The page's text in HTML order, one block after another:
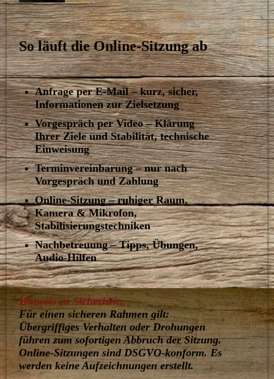
So läuft die Online-Sitzung ab
Anfrage per E-Mail – kurz, sicher,
Informationen zur Zielsetzung
Vorgespräch per Video – Klärung
Ihrer Ziele und Stabilität, technische
Einweisung
Terminvereinbarung – nur nach
Vorgespräch und Zahlung
Online-Sitzung – ruhiger Raum,
Kamera & Mikrofon,
Stabilisierungstechniken
Nachbetreuung – Tipps, Übungen,
Audio-Hilfen
Hinweis zu Sicherheit:
Für einen sicheren Rahmen gilt:
Übergriffiges Verhalten oder Drohungen
führen zum sofortigen Abbruch der Sitzung.
Online-Sitzungen sind DSGVO-konform. Es
werden keine Aufzeichnungen erstellt.